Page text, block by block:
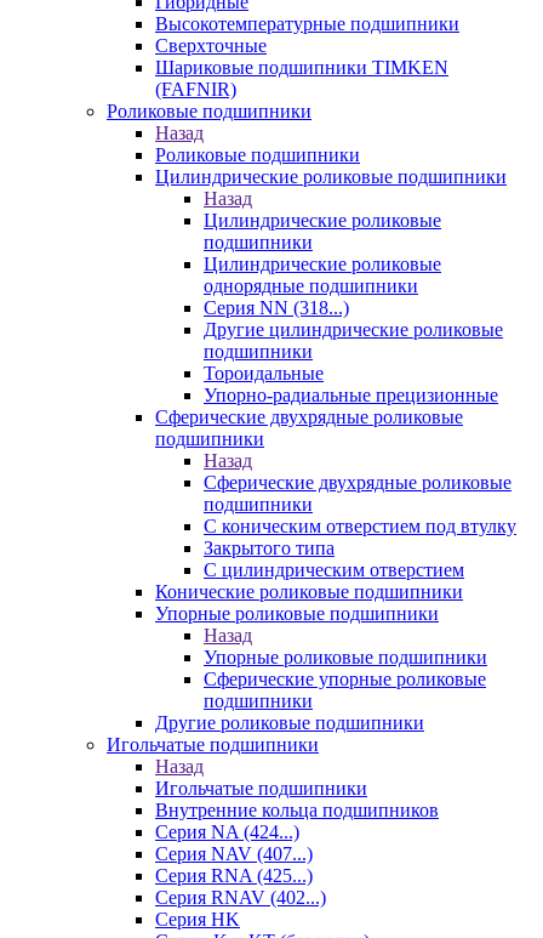
Высокотемпературные подшипники
Сверхточные
Шариковые подшипники TIMKEN
(FAFNIR)
Роликовые подшипники
Назад
Роликовые подшипники
Цилиндрические роликовые подшипники
Назад
Цилиндрические роликовые
подшипники
Цилиндрические роликовые
однорядные подшипники
Серия NN (318...)
Другие цилиндрические роликовые
подшипники
Тороидальные
Упорно-радиальные прецизионные
Сферические двухрядные роликовые
подшипники
Назад
Сферические двухрядные роликовые
подшипники
С коническим отверстием под втулку
Закрытого типа
С цилиндрическим отверстием
Конические роликовые подшипники
Упорные роликовые подшипники
Назад
Упорные роликовые подшипники
Сферические упорные роликовые
подшипники
Другие роликовые подшипники
Игольчатые подшипники
Назад
Игольчатые подшипники
Внутренние кольца подшипников
Серия NA (424...)
Серия NAV (407...)
Серия RNA (425...)
Серия RNAV (402...)
Серия HK